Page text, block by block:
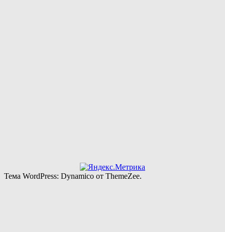
Тема WordPress: Dynamico от ThemeZee.